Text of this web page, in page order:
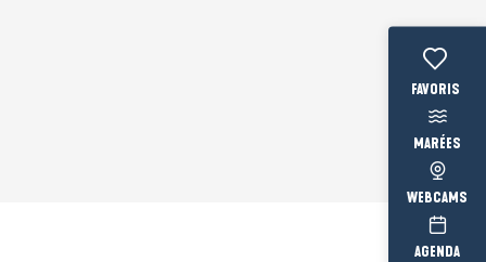
Voir les
MARÉES
WEBCAMS
AGENDA